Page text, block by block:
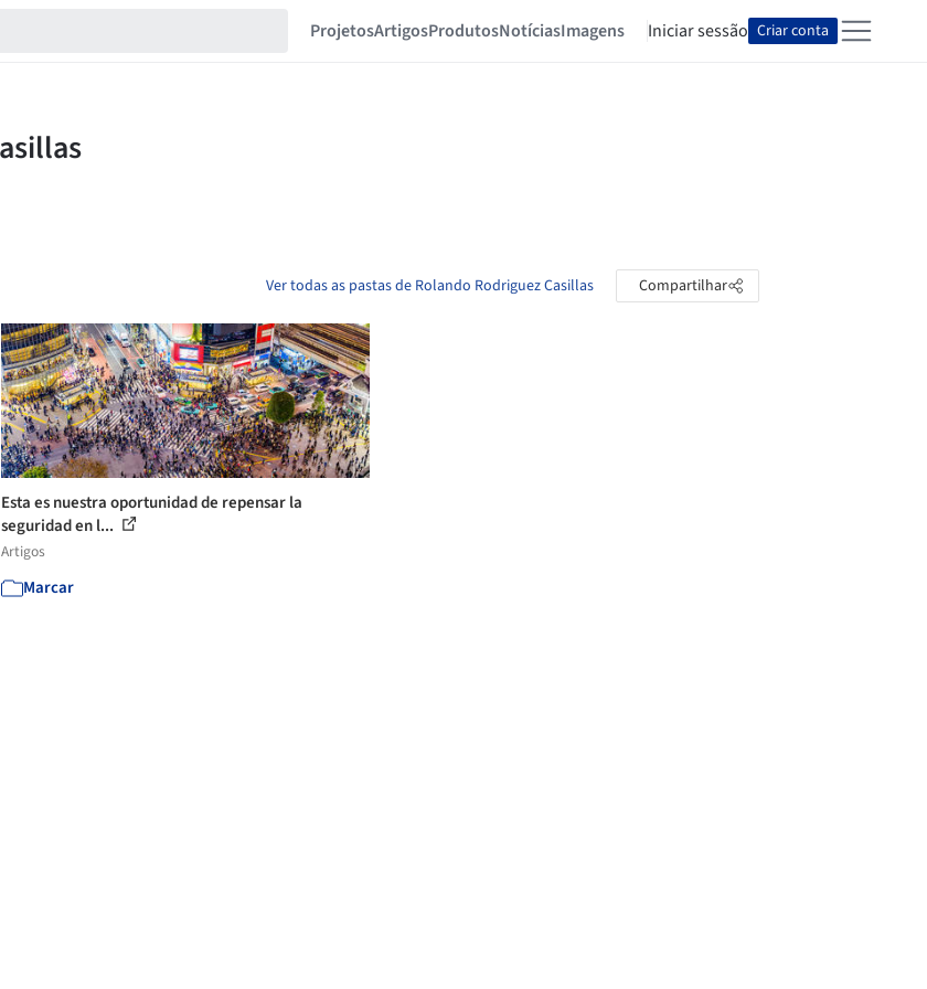
ProjetosArtigosProdutosNotíciasImagens Iniciar sessão Criar conta
Ver todas as pastas de Rolando Rodriguez Casillas Compartilhar
Esta es nuestra oportunidad de repensar la
seguridad en l...
Artigos
Marcar